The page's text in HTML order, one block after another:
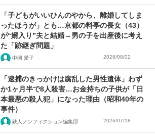
「子どもがいいひんのやから、離婚してしま
ったほうが」とも…京都の料亭の長女（43）
が“婿入り”夫と結婚→男の子を出産後に考え
た「跡継ぎ問題」
中岡 愛子 2026/08/02
「逮捕のきっかけは腐乱した男性遺体」わず
か1ヶ月半で8人殺害…お金持ちの子供が「日
本最悪の殺人犯」になった理由（昭和40年の
事件）
鉄人ノンフィクション編集部 2026/07/18